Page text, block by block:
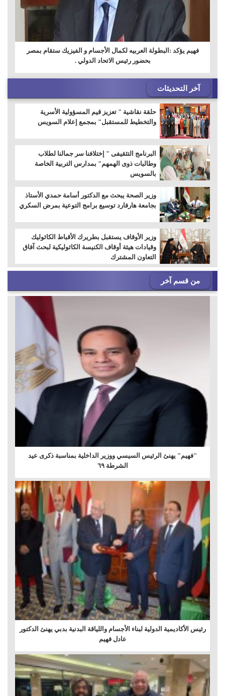
فهيم يؤكد :البطولة العربيه لكمال الأجسام و الفيزيك ستقام بمصر
بحضور رئيس الاتحاد الدولي .
آخر التحديثات
حلقة نقاشية " تعزيز قيم المسؤولية الأسرية
والتخطيط للمستقبل" بمجمع إعلام السويس
البرنامج التثقيفى " إختلافنا سر جمالنا لطلاب
وطالبات ذوى الهمهم" بمدارس التربية الخاصة
بالسويس
وزير الصحة يبحث مع الدكتور أسامة حمدي الأستاذ
بجامعة هارفارد توسيع برامج التوعية بمرض السكري
وزير الأوقاف يستقبل بطريرك الأقباط الكاثوليك
وقيادات هيئة أوقاف الكنيسة الكاثوليكية لبحث آفاق
التعاون المشترك
من قسم آخر
"فهيم" يهنئ الرئيس السيسي ووزير الداخلية بمناسبة ذكرى عيد
الشرطة ٦٩
رئيس الأكاديمية الدولية لبناء الأجسام واللياقة البدنية بدبي يهنئ الدكتور
عادل فهيم